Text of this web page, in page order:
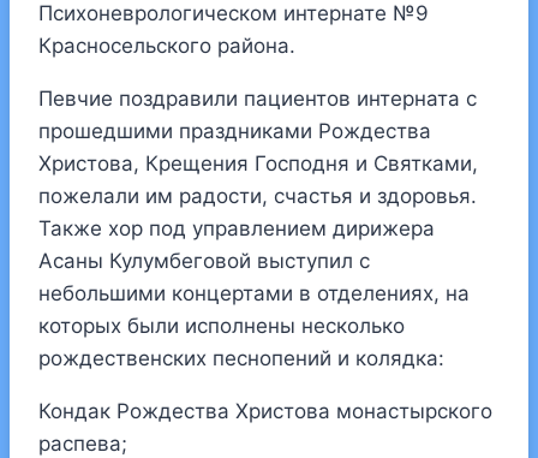
Психоневрологическом интернате №9
Красносельского района.
Певчие поздравили пациентов интерната с
прошедшими праздниками Рождества
Христова, Крещения Господня и Святками,
пожелали им радости, счастья и здоровья.
Также хор под управлением дирижера
Асаны Кулумбеговой выступил с
небольшими концертами в отделениях, на
которых были исполнены несколько
рождественских песнопений и колядка:
Кондак Рождества Христова монастырского
распева;